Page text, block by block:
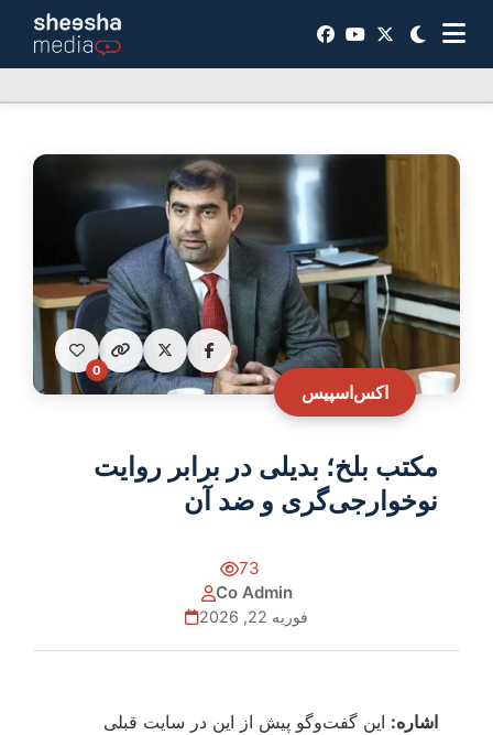
اکس‌اسپیس
0
مکتب بلخ؛ بدیلی در برابر روایت
نوخوارجی‌گری و ضد آن
73
Co Admin
فوریه 22, 2026
اشاره: این گفت‌وگو پیش از این در سایت قبلی